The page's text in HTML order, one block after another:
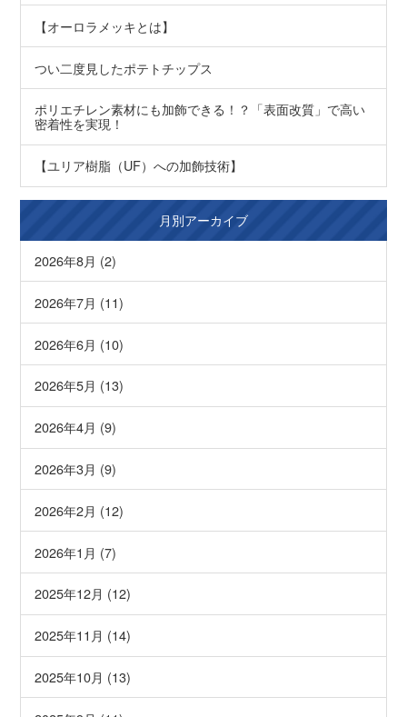
【オーロラメッキとは】
つい二度見したポテトチップス
ポリエチレン素材にも加飾できる！？「表面改質」で高い
密着性を実現！
【ユリア樹脂（UF）への加飾技術】
月別アーカイブ
2026年8月 (2)
2026年7月 (11)
2026年6月 (10)
2026年5月 (13)
2026年4月 (9)
2026年3月 (9)
2026年2月 (12)
2026年1月 (7)
2025年12月 (12)
2025年11月 (14)
2025年10月 (13)